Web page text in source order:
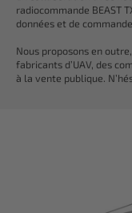
radiocommande BEAST
données et de
Nous proposons en
fabricants d’UAV, des
à la vente publique.